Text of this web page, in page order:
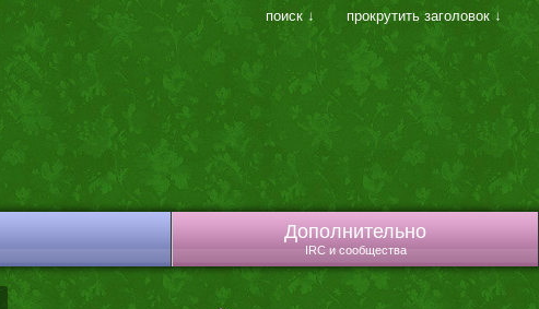
Дополнительно
IRC и сообщества
поиск ↓ прокрутить заголовок ↓